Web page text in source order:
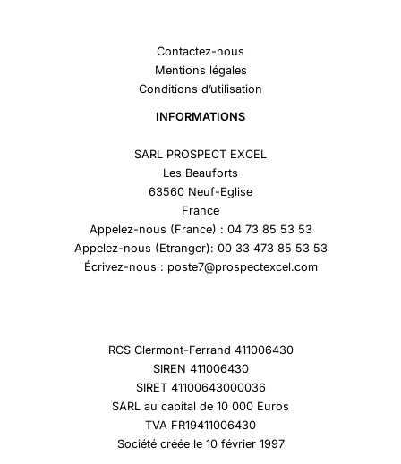
Contactez-nous
Mentions légales
Conditions d’utilisation
INFORMATIONS
SARL PROSPECT EXCEL
Les Beauforts
63560 Neuf-Eglise
France
Appelez-nous (France) : 04 73 85 53 53
Appelez-nous (Etranger): 00 33 473 85 53 53
Écrivez-nous : poste7@prospectexcel.com
RCS Clermont-Ferrand 411006430
SIREN 411006430
SIRET 41100643000036
SARL au capital de 10 000 Euros
TVA FR19411006430
Société créée le 10 février 1997